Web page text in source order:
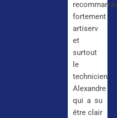
recommande
fortement
artiserv
et
surtout
le
technicien
Alexandre
qui a su
être clair